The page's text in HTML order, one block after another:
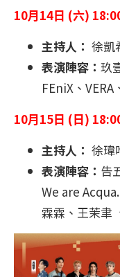
10月14日 (六)
主持人： 徐凱
表演陣容： 玖
FEniX、
10月15日 (日)
主持人： 徐瑋
表演陣容： 告
We are
霖霖、王茉聿